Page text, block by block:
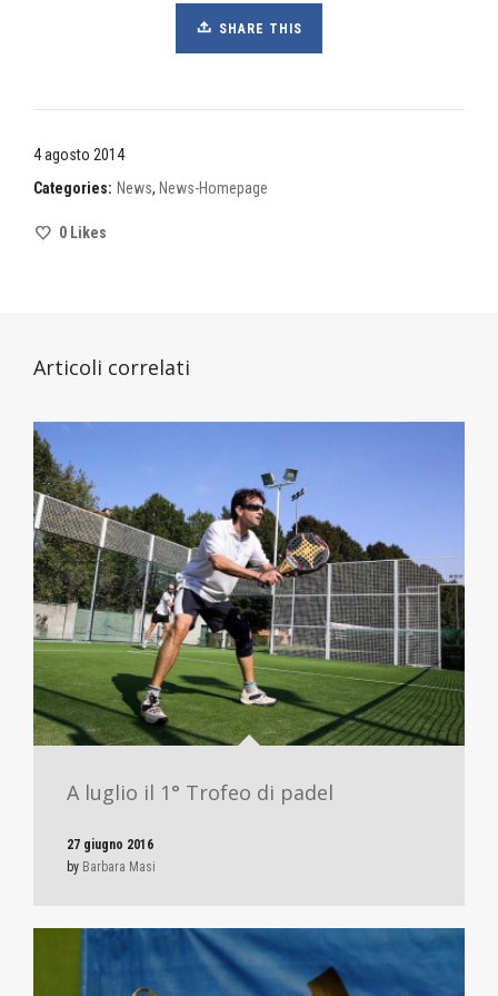
SHARE THIS
4 agosto 2014
Categories: News, News-Homepage
0 Likes
Articoli correlati
A luglio il 1° Trofeo di padel
27 giugno 2016
by Barbara Masi